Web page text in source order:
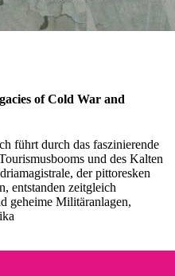
of Cold War and
führt durch das faszinierende
und des Kalten
der pittoresken
entstanden zeitgleich
geheime Militäranlagen,